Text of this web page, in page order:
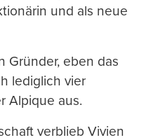
und als neue
Gründer, eben das
lediglich vier
Alpique aus.
verblieb Vivien